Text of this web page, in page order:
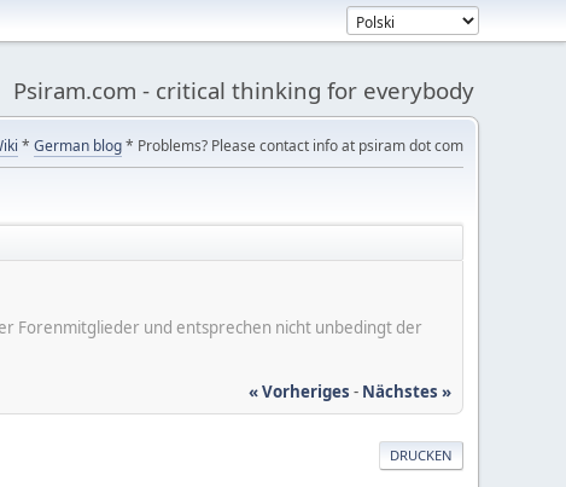
Psiram.com - critical thinking for everybody
* German blog* Problems? Please contact info at psiram dot com
Forenmitglieder und entsprechen nicht unbedingt der
« Vorheriges - Nächstes »
DRUCKEN